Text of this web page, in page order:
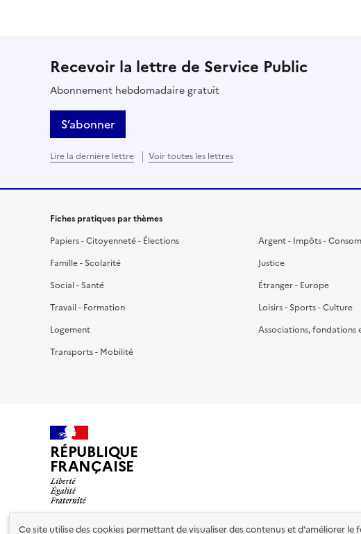
Ce site utilise des cookies permettant de visualiser des contenus et d'améliorer
Recevoir la lettre de Service Public
Abonnement hebdomadaire gratuit
S’abonner
Lire la dernière lettre Voir toutes les lettres
Fiches pratiques par thèmes
Papiers - Citoyenneté - Élections
Famille - Scolarité
Social - Santé
Travail - Formation
Logement
Transports - Mobilité
Argent - Impôts -
Justice
Étranger - Europe
Loisirs - Sports - Culture
Associations,
RÉPUBLIQUE
FRANÇAISE